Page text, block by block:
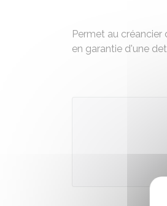
Permet au
en garantie d'une